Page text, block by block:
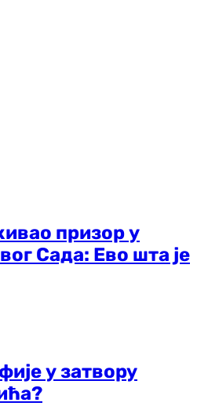
призор у
Сада: Ево шта је
у затвору